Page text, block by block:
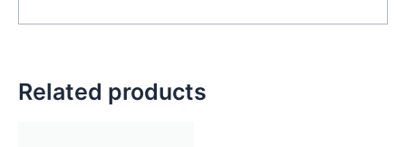
Related products